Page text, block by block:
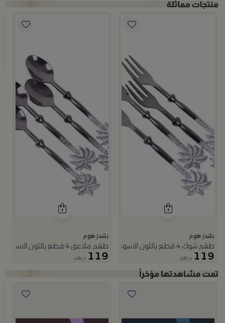
بلندز هوم
طقم شوك 4 قطع باللون الاسود مع مقابض الزهرة الفضية من رتيلة
119 درهم
بلندز هوم
طقم ملاعق 4 قطع باللون الاسود مع مقابض الزهرة الفضية من رتيلة
119 درهم